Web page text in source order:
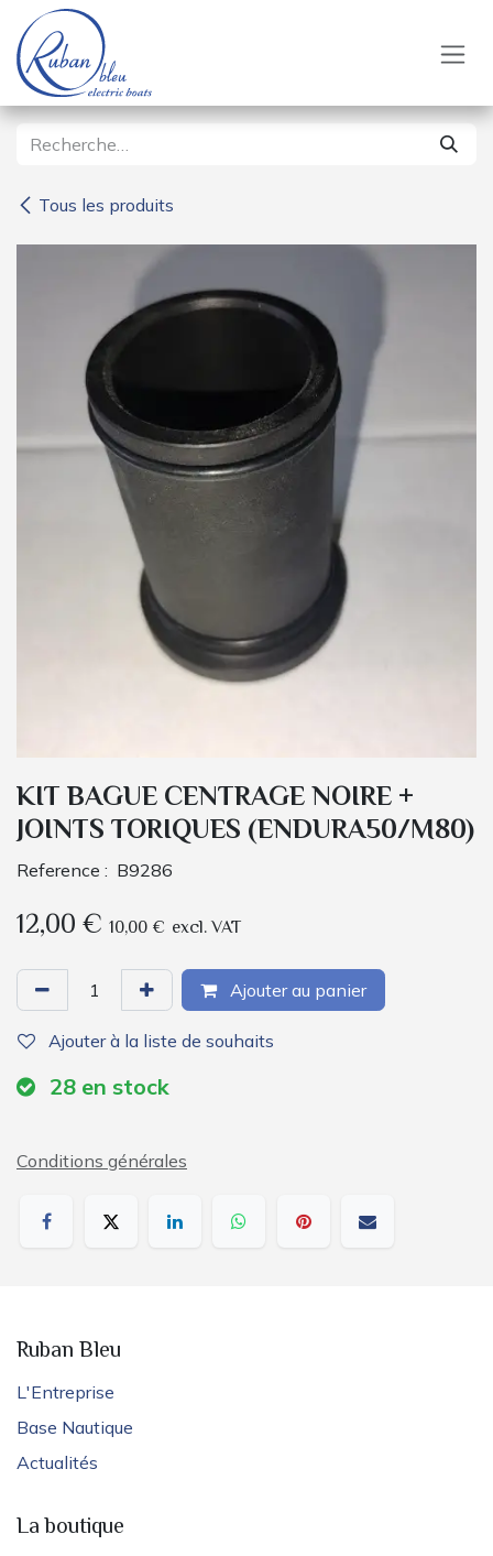
Se rendre au contenu
Tous les produits
KIT BAGUE CENTRAGE NOIRE +
JOINTS TORIQUES (ENDURA50/M80)
Reference : B9286
12,00€ 10,00 € excl. VAT
Ajouter au panier
Ajouter à la liste de souhaits
28 en stock
Conditions générales
Ruban Bleu
L'Entreprise
Base Nautique
Actualités
La boutique